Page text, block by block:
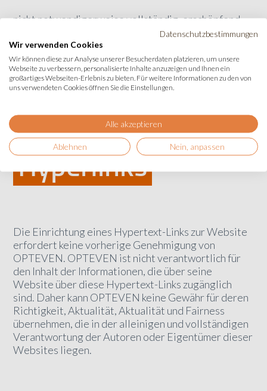
nicht notwendigerweise vollständig, erschöpfend,
sollten nicht als professionelle oder rechtliche
Beratung angesehen werden.
Hyperlinks
Die Einrichtung eines Hypertext-Links zur Website
erfordert keine vorherige Genehmigung von
OPTEVEN. OPTEVEN ist nicht verantwortlich für
den Inhalt der Informationen, die über seine
Website über diese Hypertext-Links zugänglich
sind. Daher kann OPTEVEN keine Gewähr für deren
Richtigkeit, Aktualität, Aktualität und Fairness
übernehmen, die in der alleinigen und vollständigen
Verantwortung der Autoren oder Eigentümer dieser
Websites liegen.
Datenschutzbestimmungen
Wir verwenden Cookies
Wir können diese zur Analyse unserer Besucherdaten platzieren, um unsere
Webseite zu verbessern, personalisierte Inhalte anzuzeigen und Ihnen ein
großartiges Webseiten-Erlebnis zu bieten. Für weitere Informationen zu den von
uns verwendeten Cookies öffnen Sie die Einstellungen.
Alle akzeptieren
Ablehnen Nein, anpassen